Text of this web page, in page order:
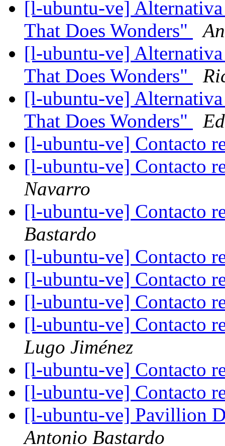
[l-ubuntu-ve]
That Does Wonders"
[l-ubuntu-ve]
That Does Wonders"
[l-ubuntu-ve]
That Does Wonders"
[l-ubuntu-ve] Contacto
[l-ubuntu-ve] Contacto
Navarro
[l-ubuntu-ve] Contacto
Bastardo
[l-ubuntu-ve] Contacto
[l-ubuntu-ve] Contacto
[l-ubuntu-ve] Contacto
[l-ubuntu-ve] Contacto
Lugo Jiménez
[l-ubuntu-ve] Contacto
[l-ubuntu-ve] Contacto
[l-ubuntu-ve] Pavillion
Antonio Bastardo